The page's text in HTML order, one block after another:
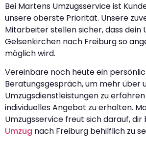
Bei Martens Umzugsservice ist
unsere oberste Priorität. Unsere
Mitarbeiter stellen sicher, dass dein
Gelsenkirchen nach Freiburg so
möglich wird.
Vereinbare noch heute ein
Beratungsgespräch, um mehr über
Umzugsdienstleistungen zu
individuelles Angebot zu erhalten.
Umzugsservice freut sich darauf, dir
Umzug nach Freiburg behilflich zu